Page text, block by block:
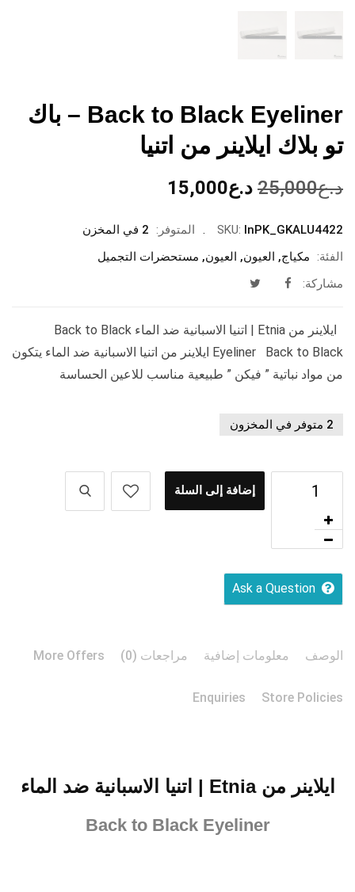
Back to Black Eyeliner – باك
تو بلاك ايلاينر من اتنيا
د.ع25,000 السعر
هو:
د.ع25,000.
د.ع15,000
هو:
د.ع15,000.
SKU: InPK_GKALU4422 المتوفر:
2 في المخزن
الفئة:
مكياج, العيون, العيون, مستحضرات التجميل
مشاركة:
ايلاينر من Etnia | اتنيا الاسبانية ضد الماء Back to Black
Eyeliner Back to Black ايلاينر من اتنيا الاسبانية ضد الماء يتكون
من مواد نباتية ” فيكن ” طبيعية مناسب للاعين الحساسة
2 متوفر في المخزون
إضافة إلى السلة
Ask a Question
الوصف معلومات إضافية مراجعات (0) More Offers
Store Policies
Enquiries
ايلاينر من Etnia | اتنيا الاسبانية ضد الماء
Back to Black Eyeliner